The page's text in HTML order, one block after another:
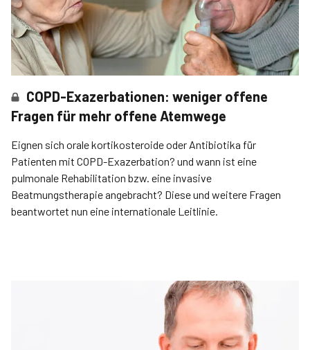
COPD-Exazerbationen: weniger offene
Fragen für mehr offene Atemwege
Eignen sich orale kortikosteroide oder Antibiotika für
Patienten mit COPD-Exazerbation? und wann ist eine
pulmonale Rehabilitation bzw. eine invasive
Beatmungstherapie angebracht? Diese und weitere Fragen
beantwortet nun eine internationale Leitlinie.